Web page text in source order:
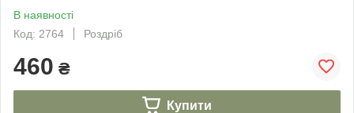
В наявності
Код: 2764
Роздріб
460 ₴
Купити